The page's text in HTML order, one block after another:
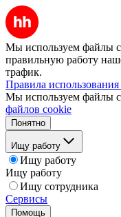
Мы используем файлы
правильную работу
трафик.
Правила
Мы используем файлы
файлов cookie
Понятно
Ищу работу
Ищу работу
Ищу работу
Ищу сотрудника
Сервисы
Помощь